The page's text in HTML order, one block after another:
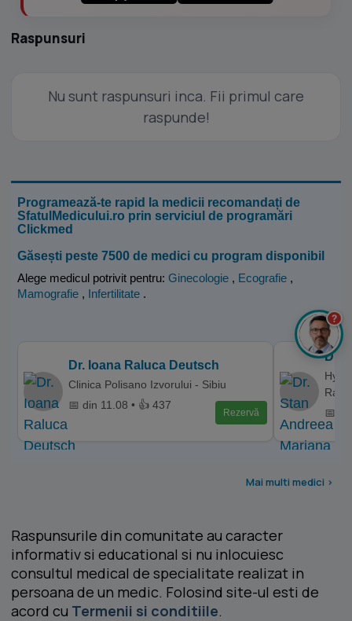
Raspunsuri
Nu sunt raspunsuri inca. Fii primul care
raspunde!
Programează-te rapid la medicii recomandați de
SfatulMedicului.ro prin serviciul de programări
Clickmed
Găsești peste 7500 de medici cu program disponibil
Alege medicul potrivit pentru: Ginecologie , Ecografie ,
Mamografie , Infertilitate .
Dr. Ioana Raluca Deutsch
Clinica Polisano Izvorului - Sibiu
📅 din 11.08 • 👍 437
Rezervă
Dr.
📅
Mai multi medici >
Raspunsurile din comunitate au caracter
informativ si educational si nu inlocuiesc
consultul medical de specialitate realizat in
persoana de un medic. Folosind site-ul esti de
acord cu Termenii si conditiile.
?